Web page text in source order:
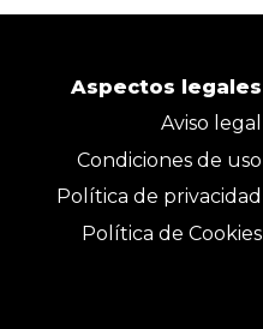
Aspectos legales
Aviso legal
Condiciones de uso
Política de privacidad
Política de Cookies